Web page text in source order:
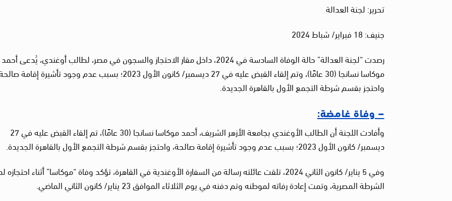
تحرير: لجنة العدالة
جنيف: 18 فبراير/ شباط 2024
رصدت “لجنة العدالة” حالة الوفاة السادسة في 2024، داخل مقار الاحتجاز والسجون في مصر، لطالب أوغندي، يُدعى أحمد
موكاسا نسانجا (30 عامًا)، وتم إلقاء القبض عليه في 27 ديسمبر/ كانون الأول 2023؛ بسبب عدم وجود تأشيرة إقامة
واحتجز بقسم شرطة التجمع الأول بالقاهرة الجديدة.
– وفاة غامضة:
وأفادت اللجنة أن الطالب الأوغندي بجامعة الأزهر الشريف، أحمد موكاسا نسانجا (30 عامًا)، تم إلقاء القبض عليه في 27
ديسمبر/ كانون الأول 2023؛ بسبب عدم وجود تأشيرة إقامة صالحة، واحتجز بقسم شرطة التجمع الأول بالقاهرة الجديدة.
وفي 5 يناير/ كانون الثاني 2024، تلقت عائلته رسالة من السفارة الأوغندية في القاهرة، تؤكد وفاة “موكاسا” أثناء
الشرطة المصرية، وتمت إعادة رفاته لموطنه وتم دفنه في يوم الثلاثاء الموافق 23 يناير/ كانون الثاني الماضي.